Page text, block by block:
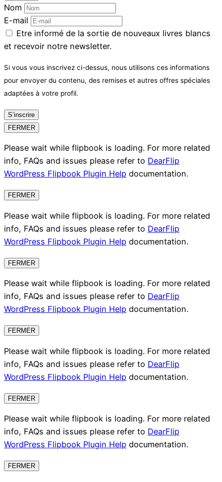
Nom
E-mail
Etre informé de la sortie de nouveaux livres blancs
et recevoir notre newsletter.
Si vous vous inscrivez ci-dessus, nous utilisons ces informations
pour envoyer du contenu, des remises et autres offres spéciales
adaptées à votre profil.
S’inscrire
FERMER
Please wait while flipbook is loading. For more related
info, FAQs and issues please refer to DearFlip
WordPress Flipbook Plugin Help documentation.
FERMER
Please wait while flipbook is loading. For more related
info, FAQs and issues please refer to DearFlip
WordPress Flipbook Plugin Help documentation.
FERMER
Please wait while flipbook is loading. For more related
info, FAQs and issues please refer to DearFlip
WordPress Flipbook Plugin Help documentation.
FERMER
Please wait while flipbook is loading. For more related
info, FAQs and issues please refer to DearFlip
WordPress Flipbook Plugin Help documentation.
FERMER
Please wait while flipbook is loading. For more related
info, FAQs and issues please refer to DearFlip
WordPress Flipbook Plugin Help documentation.
FERMER